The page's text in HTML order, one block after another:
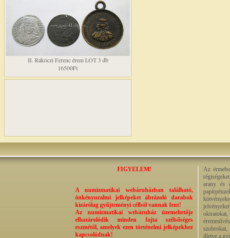
II. Rákóczi Ferenc érem LOT 3 db
16500Ft
FIGYELEM!
A numizmatikai webáruházban található,
önkényuralmi jelképeket ábrázoló darabok
kizárólag gyűjteményi célból vannak fent!
Az numizmatikai webáruház üzemeltetője
elhatárolódik minden fajta szélsőséges
eszmétől, amelyek ezen történelmi jelképekhez
kapcsolódnak!
Az
régiségeket:
arany és
illetve a